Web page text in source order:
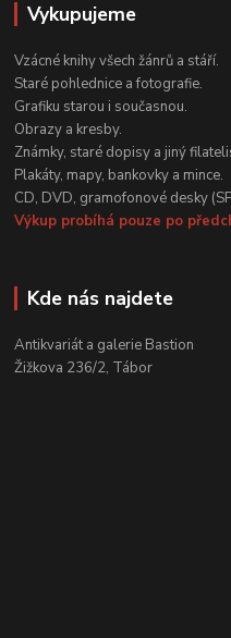
Vykupujeme
Vzácné knihy všech žánrů a stáří.
Staré pohlednice a fotografie.
Grafiku starou i současnou.
Obrazy a kresby.
Známky, staré dopisy a jiný
Plakáty, mapy, bankovky a mince.
CD, DVD, gramofonové desky
Výkup probíhá pouze po
Kde nás najdete
Antikvariát a galerie Bastion
Žižkova 236/2, Tábor